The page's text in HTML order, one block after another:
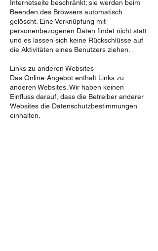
Internetseite beschränkt; sie werden beim
Beenden des Browsers automatisch
gelöscht. Eine Verknüpfung mit
personenbezogenen Daten findet nicht statt
und es lassen sich keine Rückschlüsse auf
die Aktivitäten eines Benutzers ziehen.
Links zu anderen Websites
Das Online-Angebot enthält Links zu
anderen Websites. Wir haben keinen
Einfluss darauf, dass die Betreiber anderer
Websites die Datenschutzbestimmungen
einhalten.